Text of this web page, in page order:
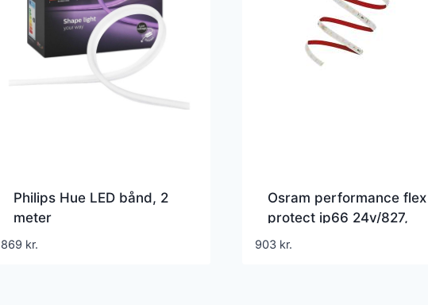
Philips Hue LED bånd, 2
meter
869 kr.
Osram performance flex
protect ip66 24v/827,
1500lm/m, 11,6w/m, 5m
903 kr.